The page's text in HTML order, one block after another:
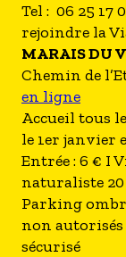
Tel : 06 25 17
rejoindre la
MARAIS DU
Chemin de
en ligne
Accueil tous
le 1er janvier
Entrée : 6 € I
naturaliste
Parking
non
sécurisé